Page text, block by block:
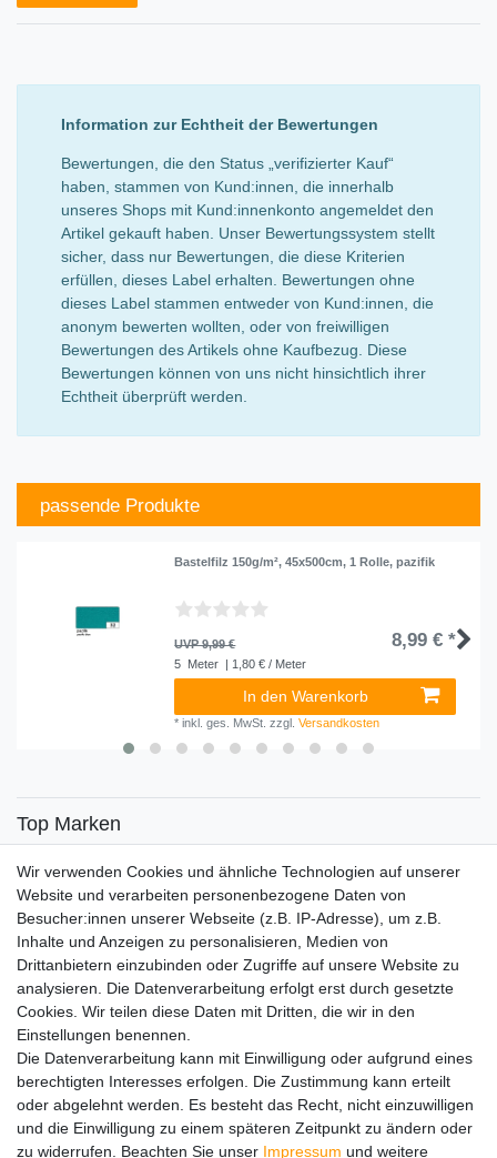
Information zur Echtheit der Bewertungen
Bewertungen, die den Status „verifizierter Kauf“
haben, stammen von Kund:innen, die innerhalb
unseres Shops mit Kund:innenkonto angemeldet den
Artikel gekauft haben. Unser Bewertungssystem stellt
sicher, dass nur Bewertungen, die diese Kriterien
erfüllen, dieses Label erhalten. Bewertungen ohne
dieses Label stammen entweder von Kund:innen, die
anonym bewerten wollten, oder von freiwilligen
Bewertungen des Artikels ohne Kaufbezug. Diese
Bewertungen können von uns nicht hinsichtlich ihrer
Echtheit überprüft werden.
passende Produkte
Bastelfilz 150g/m², 45x500cm, 1 Rolle, pazifik
UVP 9,99 € 8,99 € *
5 Meter | 1,80 € / Meter
In den Warenkorb
*inkl. ges. MwSt. zzgl.Versandkosten
Top Marken
Top Themen
Adventskalender
Service
Versandinfos
FAQ
Ersatzteile
Registrieren
Wir versenden mit
Wir verwenden Cookies und ähnliche Technologien auf unserer
Website und verarbeiten personenbezogene Daten von
Besucher:innen unserer Webseite (z.B. IP-Adresse), um z.B.
Inhalte und Anzeigen zu personalisieren, Medien von
Drittanbietern einzubinden oder Zugriffe auf unsere Website zu
analysieren. Die Datenverarbeitung erfolgt erst durch gesetzte
Cookies. Wir teilen diese Daten mit Dritten, die wir in den
Einstellungen benennen.
Die Datenverarbeitung kann mit Einwilligung oder aufgrund eines
berechtigten Interesses erfolgen. Die Zustimmung kann erteilt
oder abgelehnt werden. Es besteht das Recht, nicht einzuwilligen
und die Einwilligung zu einem späteren Zeitpunkt zu ändern oder
zu widerrufen. Beachten Sie unser Impressum und weitere